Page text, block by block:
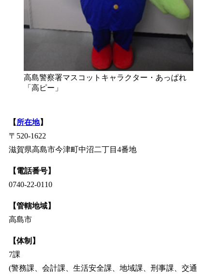
高島警察署マスコットキャラクター・あっぱれ
「高ピー」
【所在地】
〒520-1622
滋賀県高島市今津町中沼二丁目4番地
【電話番号】
0740-22-0110
【管轄地域】
高島市
【体制】
7課
(警務課、会計課、生活安全課、地域課、刑事課、交通